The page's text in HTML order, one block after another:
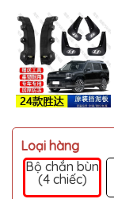
VOLKSWAGEN
MERCEDES
HYUNDAI
FORD
MITSUBISHI
BMW
VOLVO
Loại hàng
Bộ chắn bùn
(4 chiếc)